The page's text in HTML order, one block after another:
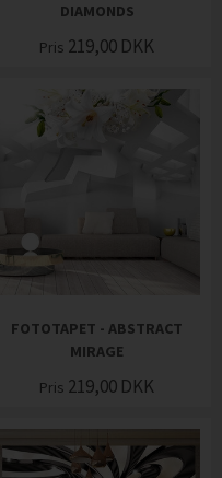
DIAMONDS
Pris 219,00 DKK
FOTOTAPET - ABSTRACT
MIRAGE
Pris 219,00 DKK